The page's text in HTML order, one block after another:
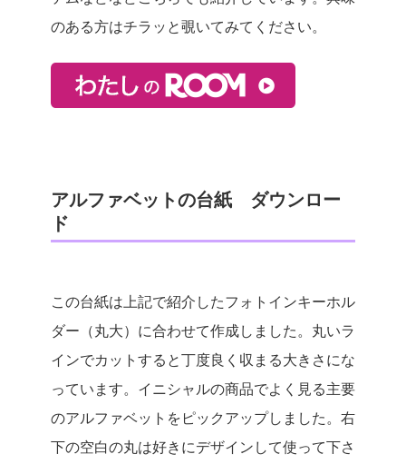
のある方はチラッと覗いてみてください。
アルファベットの台紙 ダウンロー
ド
この台紙は上記で紹介したフォトインキーホル
ダー（丸大）に合わせて作成しました。丸いラ
インでカットすると丁度良く収まる大きさにな
っています。イニシャルの商品でよく見る主要
のアルファベットをピックアップしました。右
下の空白の丸は好きにデザインして使って下さ